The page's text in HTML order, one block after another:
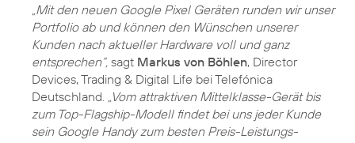
„Mit den neuen Google Pixel Geräten runden wir unser
Portfolio ab und können den Wünschen unserer
Kunden nach aktueller Hardware voll und ganz
entsprechen“, sagt Markus von Böhlen, Director
Devices, Trading & Digital Life bei Telefónica
Deutschland.
„Vom attraktiven Mittelklasse-Gerät bis
zum Top-Flagship-Modell findet bei uns jeder Kunde
sein Google Handy zum besten Preis-Leistungs-